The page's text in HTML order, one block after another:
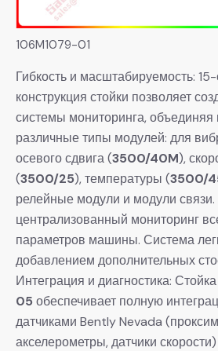
106M1079-01
Гибкость и масштабируемость:
конструкция стойки позволяет
системы мониторинга,
различные типы модулей: для
осевого сдвига (3500/40M),
(3500/25), температуры (3500/
релейные модули и модули
централизованный мониторинг
параметров машины. Система
добавлением дополнительных
Интеграция и диагностика: Стойка
05 обеспечивает полную
датчиками Bently Nevada
акселерометры, датчики